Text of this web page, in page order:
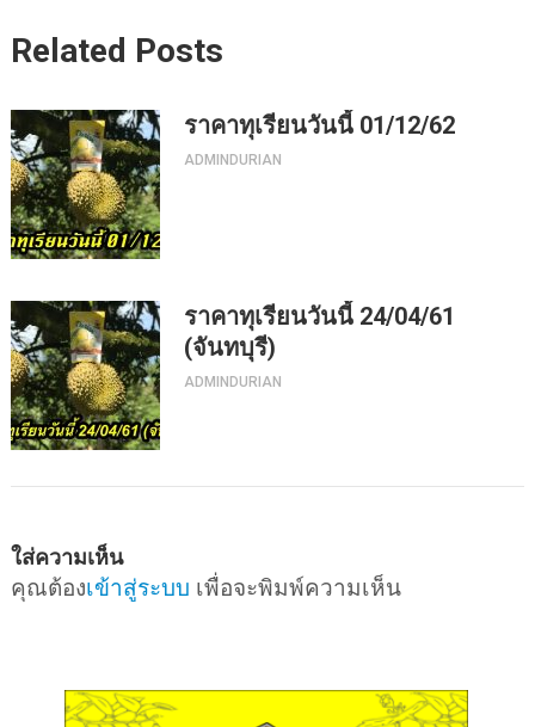
Related Posts
ราคาทุเรียนวันนี้ 01/12/62
ADMINDURIAN
ราคาทุเรียนวันนี้ 24/04/61
(จันทบุรี)
ADMINDURIAN
ใส่ความเห็น
คุณต้องเข้าสู่ระบบ เพื่อจะพิมพ์ความเห็น